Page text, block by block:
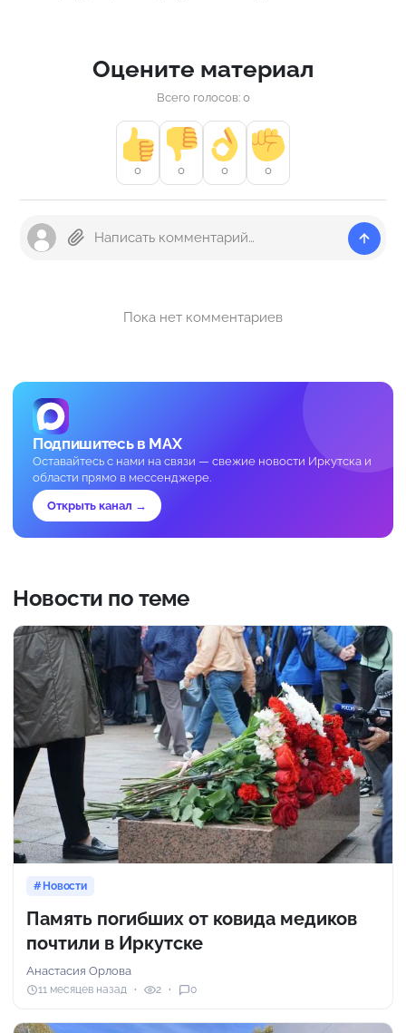
Оцените материал
Всего голосов: 0
0 0 0 0
Пока нет комментариев
Подпишитесь в MAX
Оставайтесь с нами на связи — свежие новости Иркутска и
области прямо в мессенджере.
Открыть канал →
Новости по теме
Новости
Память погибших от ковида медиков
почтили в Иркутске
Анастасия Орлова
11 месяцев назад 2 0